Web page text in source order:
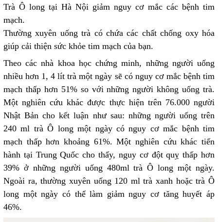
Trà Ô long tại Hà Nội giảm nguy cơ mắc các bệnh tim
mạch.
Thường xuyên uống trà có chứa các chất chống oxy hóa
giúp cải thiện sức khỏe tim mạch của bạn.
Theo các nhà khoa học chứng minh, những người uống
nhiều hơn 1, 4 lít trà một ngày sẽ có nguy cơ mắc bệnh tim
mạch thấp hơn 51% so với những người không uống trà.
Một nghiên cứu khác được thực hiện trên 76.000 người
Nhật Bản cho kết luận như sau: những người uống trên
240 ml trà Ô long một ngày có nguy cơ mắc bệnh tim
mạch thấp hơn khoảng 61%. Một nghiên cứu khác tiến
hành tại Trung Quốc cho thấy, nguy cơ đột quỵ thấp hơn
39% ở những người uống 480ml trà Ô long một ngày.
Ngoài ra, thường xuyên uống 120 ml trà xanh hoặc trà Ô
long một ngày có thể làm giảm nguy cơ tăng huyết áp
46%.